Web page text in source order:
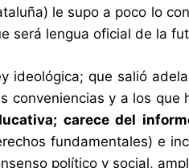
le supo a poco lo
será lengua oficial de la
ideológica; que salió
conveniencias y a los que
carece del
fundamentales) e
político y social,